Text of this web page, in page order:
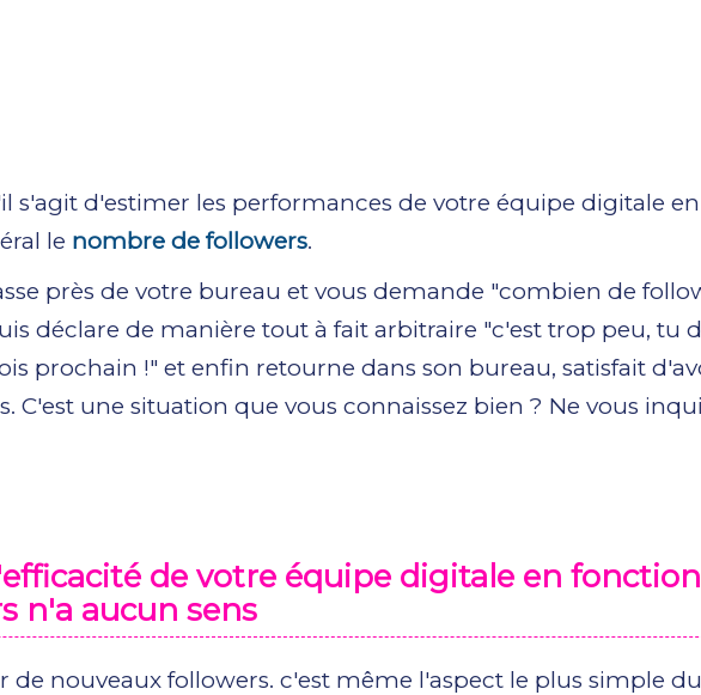
s'agit d'estimer les performances de votre équipe digitale
le nombre de followers.
près de votre bureau et vous demande "combien de
déclare de manière tout à fait arbitraire "c'est trop peu, tu
prochain !" et enfin retourne dans son bureau, satisfait
C'est une situation que vous connaissez bien ? Ne vous
de votre équipe digitale en
n'a aucun sens
de nouveaux followers. c'est même l'aspect le plus simple du